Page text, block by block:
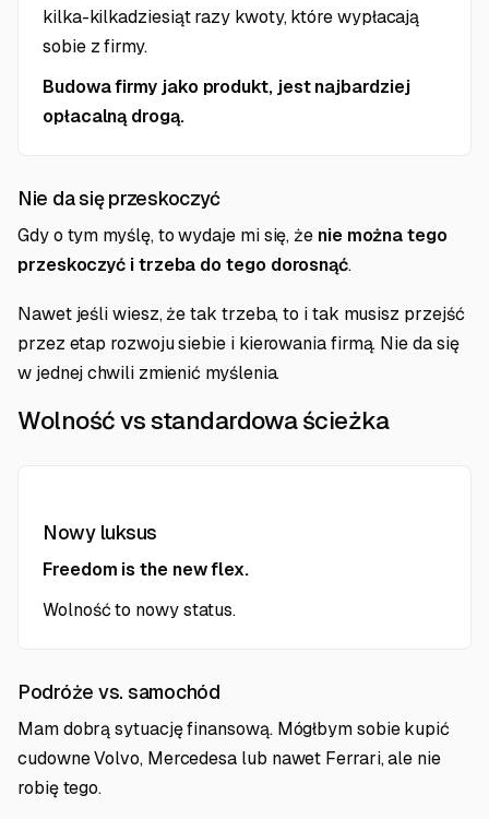
kilka-kilkadziesiąt razy kwoty, które wypłacają
sobie z firmy.
Budowa firmy jako produkt, jest najbardziej
opłacalną drogą.
Nie da się przeskoczyć
Gdy o tym myślę, to wydaje mi się, że nie można tego
przeskoczyć i trzeba do tego dorosnąć.
Nawet jeśli wiesz, że tak trzeba, to i tak musisz przejść
przez etap rozwoju siebie i kierowania firmą. Nie da się
w jednej chwili zmienić myślenia.
Wolność vs standardowa ścieżka
Nowy luksus
Freedom is the new flex.
Wolność to nowy status.
Podróże vs. samochód
Mam dobrą sytuację finansową. Mógłbym sobie kupić
cudowne Volvo, Mercedesa lub nawet Ferrari, ale nie
robię tego.